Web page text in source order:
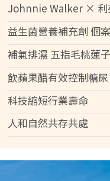
Johnnie Walker × 利
益生菌營養補充劑 個
補氣排濕 五指毛桃蓮
飲蘋果醋有效控制糖
科技縮短行業壽命
人和自然共存共處